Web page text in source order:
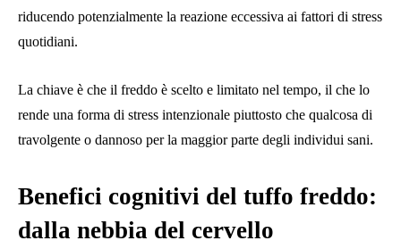
riducendo potenzialmente la reazione eccessiva ai fattori di stress
quotidiani.
La chiave è che il freddo è scelto e limitato nel tempo, il che lo
rende una forma di stress intenzionale piuttosto che qualcosa di
travolgente o dannoso per la maggior parte degli individui sani.
Benefici cognitivi del tuffo freddo:
dalla nebbia del cervello